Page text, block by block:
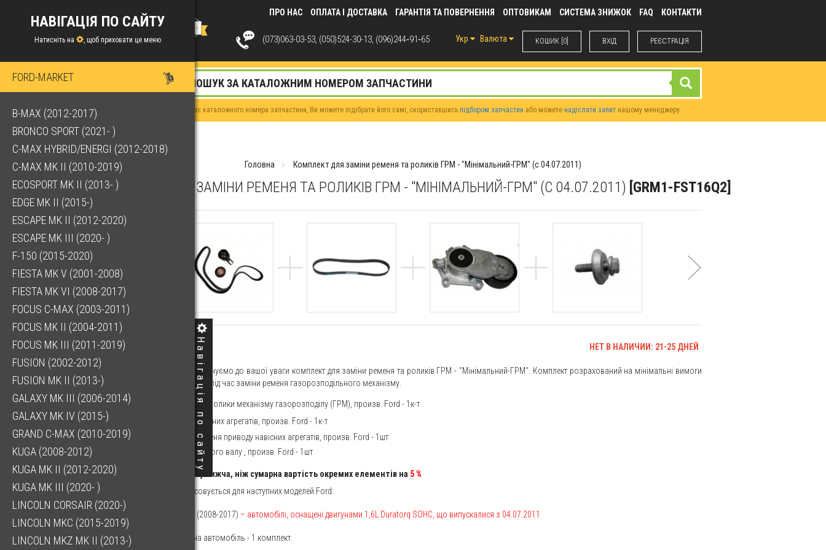
Навігація по сайту
ПРО НАС ОПЛАТА І ДОСТАВКА ГАРАНТІЯ ТА ПОВЕРНЕННЯ ОПТОВИКАМ СИСТЕМА ЗНИЖОК FAQ КОНТАКТИ
КОШИК [0] ВХIД РЕЄСТРАЦІЯ
Укр Валюта
(073)063-03-53, (050)524-30-13, (096)244‑91‑65
НАВІГАЦІЯ ПО САЙТУ
Натисніть на , щоб приховати це меню
FORD-MARKET
B-MAX (2012-2017)
BRONCO SPORT (2021- )
C-MAX HYBRID/ENERGI (2012-2018)
C-MAX MK II (2010-2019)
ECOSPORT MK II (2013- )
EDGE MK II (2015-)
ESCAPE MK II (2012-2020)
ESCAPE MK III (2020- )
F-150 (2015-2020)
FIESTA MK V (2001-2008)
FIESTA MK VI (2008-2017)
FOCUS C-MAX (2003-2011)
FOCUS MK II (2004-2011)
FOCUS MK III (2011-2019)
FUSION (2002-2012)
FUSION MK II (2013-)
GALAXY MK III (2006-2014)
GALAXY MK IV (2015-)
GRAND C-MAX (2010-2019)
KUGA (2008-2012)
KUGA MK II (2012-2020)
KUGA MK III (2020- )
LINCOLN CORSAIR (2020-)
LINCOLN MKC (2015-2019)
LINCOLN MKZ MK II (2013-)
Якщо у Вас немає каталожного номера запчастини, Ви можете підібрати його самі, скориставшись підбором запчастин або можете надіслати запит нашому менеджеру.
Головна Комплект для заміни ременя та роликів ГРМ - "Мінімальний-ГРМ" (c 04.07.2011)
КОМПЛЕКТ ДЛЯ ЗАМІНИ РЕМЕНЯ ТА РОЛИКІВ ГРМ - "МІНІМАЛЬНИЙ-ГРМ" (C 04.07.2011) [GRM1-FST16Q2]
15621.24 ГРН НЕТ В НАЛИЧИИ: 21-25 ДНЕЙ
Шановні клієнти! Пропонуємо до вашої уваги комплект для заміни ременя та роликів ГРМ - "Мінімальний-ГРМ". Комплект розрахований на мінімальні вимоги
до наявності запчастин під час заміни ременя газорозподільного механізму.
Комплект: ремінь та ролики механізму газорозподілу (ГРМ), произв. Ford - 1к-т
Ремінь приводу навісних агрегатів, произв. Ford - 1к-т
Механізм натягу ременя приводу навісних агрегатів, произв. Ford - 1шт
Болт шківа колінчастого валу , произв. Ford - 1шт
Вартість комплекту нижча, ніж сумарна вартість окремих елементів на 5%
Цей комплект застосовується для наступних моделей Ford:
Ford Fiesta Mk VI (2008-2017) – автомобілі, оснащені двигунами 1,6L Duratorq SOHC, що випускалися з 04.07.2011
Кількість, потрібна на автомобіль - 1 комплект.